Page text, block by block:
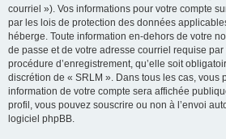
courriel »). Vos informations pour votre compte
par les lois de protection des données
héberge. Toute information en-dehors de votre
de passe et de votre adresse courriel requise
procédure d’enregistrement, qu’elle soit
discrétion de « SRLM ». Dans tous les cas, vous
information de votre compte sera affichée
profil, vous pouvez souscrire ou non à l’envoi
logiciel phpBB.